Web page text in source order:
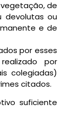
de
devolutas ou
e de
por esses
por
colegiadas)
citados.
suficiente